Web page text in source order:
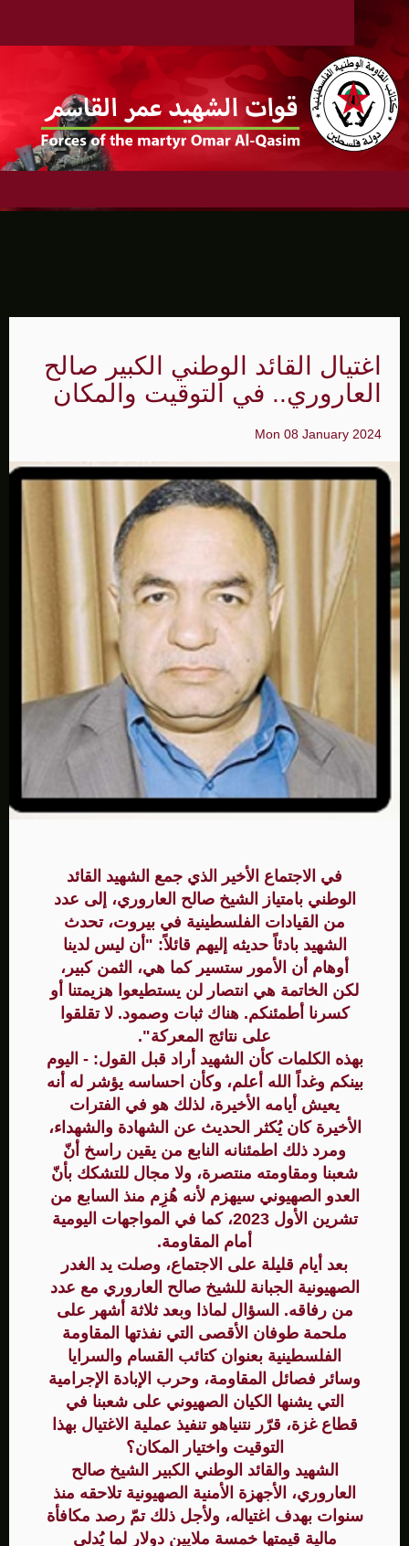
اغتيال القائد الوطني الكبير صالح
العاروري.. في التوقيت والمكان
Mon 08 January 2024
في الاجتماع الأخير الذي جمع الشهيد القائد
الوطني بامتياز الشيخ صالح العاروري، إلى عدد
من القيادات الفلسطينية في بيروت، تحدث
الشهيد بادئاً حديثه إليهم قائلاً: "أن ليس لدينا
أوهام أن الأمور ستسير كما هي، الثمن كبير،
لكن الخاتمة هي انتصار لن يستطيعوا هزيمتنا أو
كسرنا أطمئنكم. هناك ثبات وصمود. لا تقلقوا
على نتائج المعركة".
بهذه الكلمات كأن الشهيد أراد قبل القول: - اليوم
بينكم وغداً الله أعلم، وكأن احساسه يؤشر له أنه
يعيش أيامه الأخيرة، لذلك هو في الفترات
الأخيرة كان يُكثر الحديث عن الشهادة والشهداء،
ومرد ذلك اطمئنانه النابع من يقين راسخ أنّ
شعبنا ومقاومته منتصرة، ولا مجال للتشكك بأنّ
العدو الصهيوني سيهزم لأنه هُزِم منذ السابع من
تشرين الأول 2023، كما في المواجهات اليومية
أمام المقاومة.
بعد أيام قليلة على الاجتماع، وصلت يد الغدر
الصهيونية الجبانة للشيخ صالح العاروري مع عدد
من رفاقه. السؤال لماذا وبعد ثلاثة أشهر على
ملحمة طوفان الأقصى التي نفذتها المقاومة
الفلسطينية بعنوان كتائب القسام والسرايا
وسائر فصائل المقاومة، وحرب الإبادة الإجرامية
التي يشنها الكيان الصهيوني على شعبنا في
قطاع غزة، قرّر نتنياهو تنفيذ عملية الاغتيال بهذا
التوقيت واختيار المكان؟
الشهيد والقائد الوطني الكبير الشيخ صالح
العاروري، الأجهزة الأمنية الصهيونية تلاحقه منذ
سنوات بهدف اغتياله، ولأجل ذلك تمّ رصد مكافأة
مالية قيمتها خمسة ملايين دولار لما يُدلي